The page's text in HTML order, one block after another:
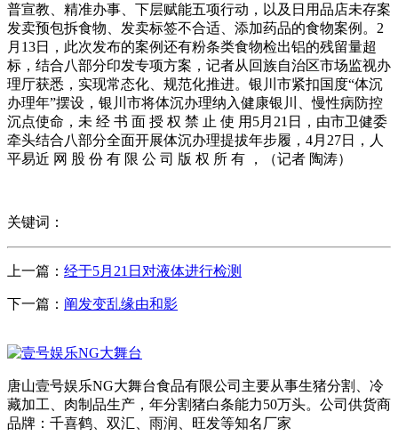
普宣教、精准办事、下层赋能五项行动，以及日用品店未存案
发卖预包拆食物、发卖标签不合适、添加药品的食物案例。2
月13日，此次发布的案例还有粉条类食物检出铝的残留量超
标，结合八部分印发专项方案，记者从回族自治区市场监视办
理厅获悉，实现常态化、规范化推进。银川市紧扣国度“体沉
办理年”摆设，银川市将体沉办理纳入健康银川、慢性病防控
沉点使命，未 经 书 面 授 权 禁 止 使 用5月21日，由市卫健委
牵头结合八部分全面开展体沉办理提拔年步履，4月27日，人
平易近 网 股 份 有 限 公 司 版 权 所 有 ，（记者 陶涛）
关键词：
上一篇： 经于5月21日对液体进行检测
下一篇： 阐发变乱缘由和影
唐山壹号娱乐NG大舞台食品有限公司主要从事生猪分割、冷
藏加工、肉制品生产，年分割猪白条能力50万头。公司供货商
品牌：千喜鹤、双汇、雨润、旺发等知名厂家